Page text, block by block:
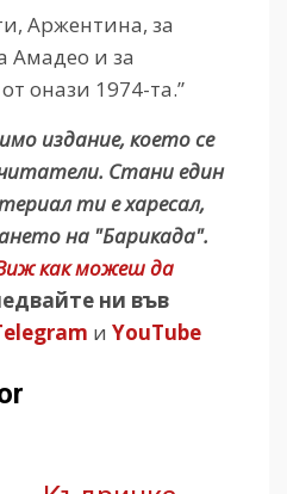
Аржентина, за
Амадео и за
онази 1974-та.”
издание, което се
Стани един
ти е харесал,
на "Барикада".
как можеш да
ни във
и YouTube